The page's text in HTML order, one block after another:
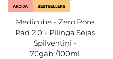
AKCIJA BESTSELLERS
Medicube - Zero Pore
Pad 2.0 - Pīlinga Sejas
Spilventiņi -
70gab./100ml